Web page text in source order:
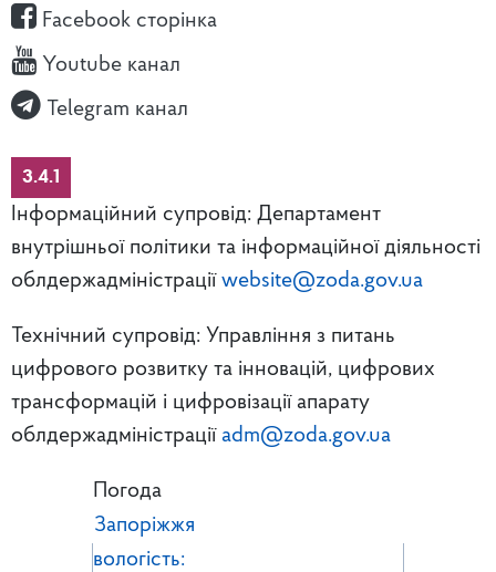
Facebook сторінка
Youtube канал
Telegram канал
3.4.1
Інформаційний супровід: Департамент
внутрішньої політики та інформаційної діяльності
облдержадміністрації website@zoda.gov.ua
Технічний супровід: Управління з питань
цифрового розвитку та інновацій, цифрових
трансформацій і цифровізації апарату
облдержадміністрації adm@zoda.gov.ua
Погода
Запоріжжя
вологість: